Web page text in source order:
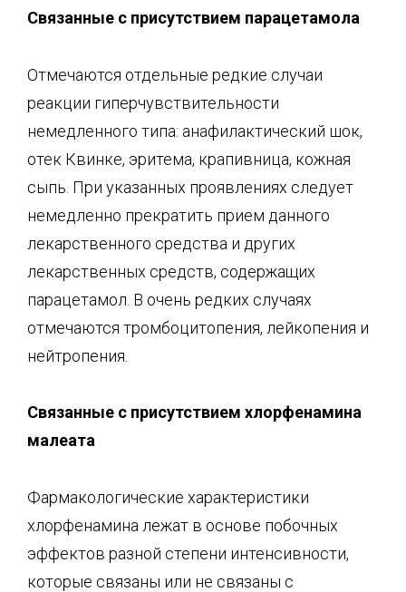
Связанные с присутствием парацетамола
Отмечаются отдельные редкие случаи
реакции гиперчувствительности
немедленного типа: анафилактический шок,
отек Квинке, эритема, крапивница, кожная
сыпь. При указанных проявлениях следует
немедленно прекратить прием данного
лекарственного средства и других
лекарственных средств, содержащих
парацетамол. В очень редких случаях
отмечаются тромбоцитопения, лейкопения и
нейтропения.
Связанные с присутствием хлорфенамина
малеата
Фармакологические характеристики
хлорфенамина лежат в основе побочных
эффектов разной степени интенсивности,
которые связаны или не связаны с